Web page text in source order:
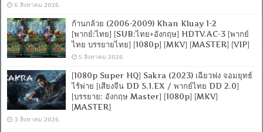
6 สิงหาคม 2026
ก้านกล้วย (2006-2009) Khan Kluay 1-2
[พากย์:ไทย] [SUB:ไทย+อังกฤษ] HDTV.AC-3 [พากย์
ไทย บรรยายไทย] [1080p] [MKV] [MASTER] [VIP]
5 สิงหาคม 2026
[1080p Super HQ] Sakra (2023) เฉียวฟง จอมยุทธ์
ไร้พ่าย [เสียงจีน DD 5.1.EX / พากย์ไทย DD 2.0]
[บรรยาย: อังกฤษ Master] [1080p] [MKV]
[MASTER]
3 สิงหาคม 2026